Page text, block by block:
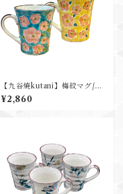
【九谷焼kutani】梅紋マグ/右
園窯
¥2,860